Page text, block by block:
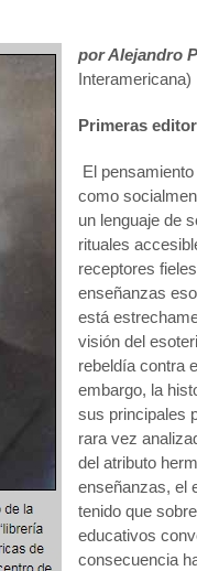
por Alejandro
Interamericana)
Primeras
El
como
un lenguaje de
rituales
receptores
enseñanzas
está
visión del
rebeldía contra
embargo, la
sus principales
rara vez
del atributo
enseñanzas, el
tenido que
educativos
consecuencia